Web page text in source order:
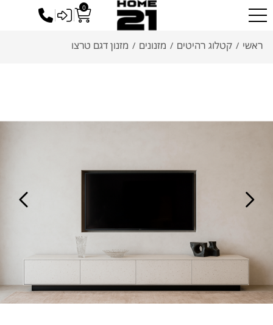
0
כניסה
ראשי / קטלוג רהיטים / מזנונים / מזנון דגם טרצו